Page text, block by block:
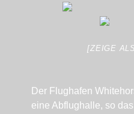
[ZEIGE
Der Flughafen
eine Abflughalle, so